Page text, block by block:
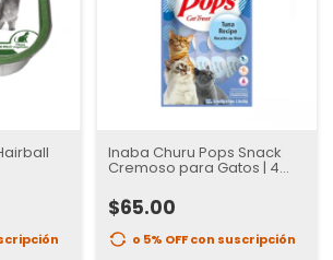
Inaba Churu Pops Snack
Cremoso para Gatos | 4
$65.00
o 5% OFFcon suscripción